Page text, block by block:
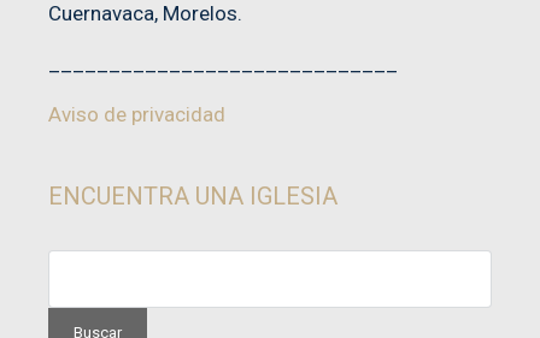
Cuernavaca, Morelos.
Aviso de privacidad
ENCUENTRA UNA IGLESIA